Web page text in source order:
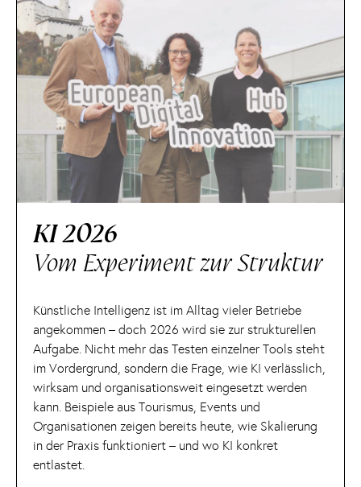
KI 2026
Vom Experiment zur Struktur
Künstliche Intelligenz ist im Alltag vieler Betriebe
angekommen – doch 2026 wird sie zur strukturellen
Aufgabe. Nicht mehr das Testen einzelner Tools steht
im Vordergrund, sondern die Frage, wie KI verlässlich,
wirksam und organisationsweit eingesetzt werden
kann. Beispiele aus Tourismus, Events und
Organisationen zeigen bereits heute, wie Skalierung
in der Praxis funktioniert – und wo KI konkret
entlastet.